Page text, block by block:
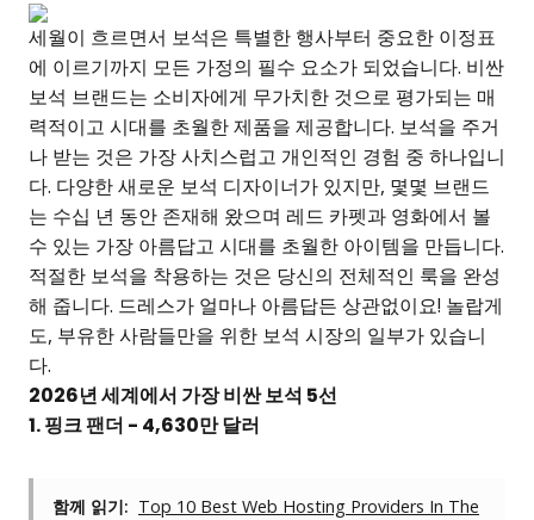
세월이 흐르면서 보석은 특별한 행사부터 중요한 이정표
에 이르기까지 모든 가정의 필수 요소가 되었습니다. 비싼
보석 브랜드는 소비자에게 무가치한 것으로 평가되는 매
력적이고 시대를 초월한 제품을 제공합니다. 보석을 주거
나 받는 것은 가장 사치스럽고 개인적인 경험 중 하나입니
다. 다양한 새로운 보석 디자이너가 있지만, 몇몇 브랜드
는 수십 년 동안 존재해 왔으며 레드 카펫과 영화에서 볼
수 있는 가장 아름답고 시대를 초월한 아이템을 만듭니다.
적절한 보석을 착용하는 것은 당신의 전체적인 룩을 완성
해 줍니다. 드레스가 얼마나 아름답든 상관없이요! 놀랍게
도, 부유한 사람들만을 위한 보석 시장의 일부가 있습니
다.
2026년 세계에서 가장 비싼 보석 5선
1. 핑크 팬더 - 4,630만 달러
함께 읽기: Top 10 Best Web Hosting Providers In The